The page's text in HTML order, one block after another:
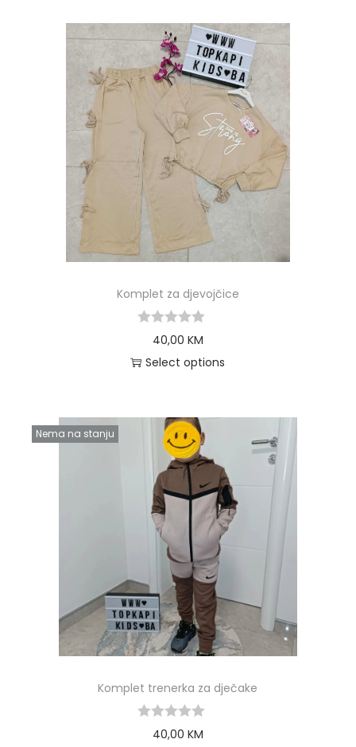
Komplet za djevojčice
40,00 KM
Select options
Nema na stanju
Komplet trenerka za dječake
40,00 KM